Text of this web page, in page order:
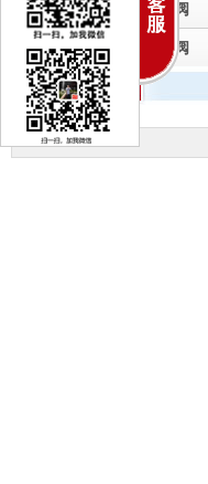
电动调节阀 电动球阀
电动截止阀
气动调节阀 气动球阀
气动截止阀
止回阀